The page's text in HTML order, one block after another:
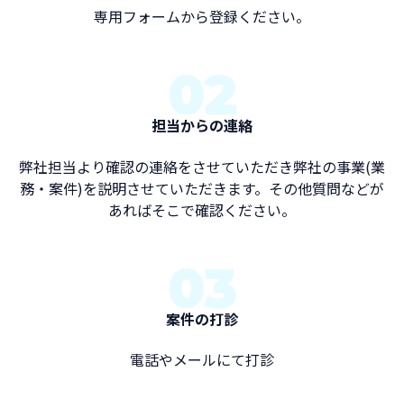
専用フォームから登録ください。
02
担当からの連絡
弊社担当より確認の連絡をさせていただき弊社の事業(業
務・案件)を説明させていただきます。その他質問などが
あればそこで確認ください。
03
案件の打診
電話やメールにて打診